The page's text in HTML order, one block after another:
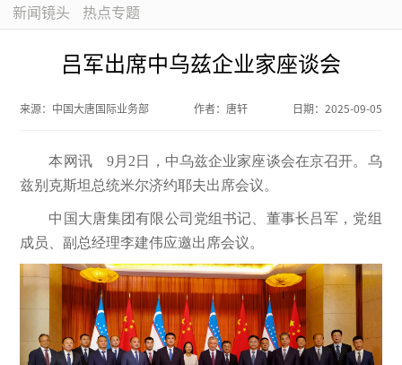
新闻镜头
热点专题
吕军出席中乌兹企业家座谈会
来源： 中国大唐国际业务部 作者： 唐轩 日期： 2025-09-05
本网讯 9月2日，中乌兹企业家座谈会在京召开。乌
兹别克斯坦总统米尔济约耶夫出席会议。
中国大唐集团有限公司党组书记、董事长吕军，党组
成员、副总经理李建伟应邀出席会议。